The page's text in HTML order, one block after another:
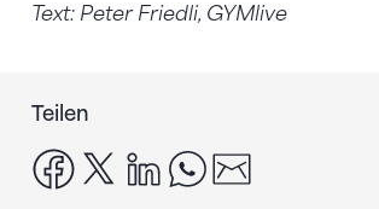
Text: Peter Friedli, GYMlive
Teilen
facebook
x linkedinwhatsapp